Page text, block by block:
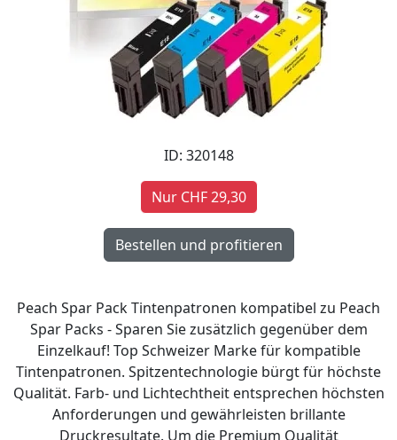
ID: 320148
Nur CHF 29,30
Peach Spar Pack Tintenpatronen kompatibel zu Peach
Spar Packs - Sparen Sie zusätzlich gegenüber dem
Einzelkauf! Top Schweizer Marke für kompatible
Tintenpatronen. Spitzentechnologie bürgt für höchste
Qualität. Farb- und Lichtechtheit entsprechen höchsten
Anforderungen und gewährleisten brillante
Druckresultate. Um die Premium Qualität